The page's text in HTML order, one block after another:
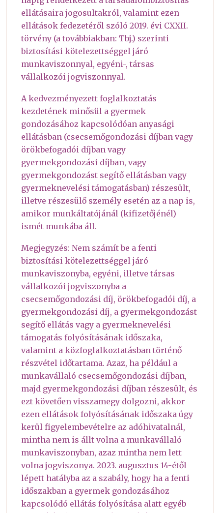
ellátásaira jogosultakról, valamint ezen
ellátások fedezetéről szóló 2019. évi CXXII.
törvény (a továbbiakban: Tbj.) szerinti
biztosítási kötelezettséggel járó
munkaviszonnyal, egyéni-, társas
vállalkozói jogviszonnyal.
A kedvezményezett foglalkoztatás
kezdetének minősül a gyermek
gondozásához kapcsolódóan anyasági
ellátásban (csecsemőgondozási díjban vagy
örökbefogadói díjban vagy
gyermekgondozási díjban, vagy
gyermekgondozást segítő ellátásban vagy
gyermeknevelési támogatásban) részesült,
illetve részesülő személy esetén az a nap is,
amikor munkáltatójánál (kifizetőjénél)
ismét munkába áll.
Megjegyzés: Nem számít be a fenti
biztosítási kötelezettséggel járó
munkaviszonyba, egyéni, illetve társas
vállalkozói jogviszonyba a
csecsemőgondozási díj, örökbefogadói díj, a
gyermekgondozási díj, a gyermekgondozást
segítő ellátás vagy a gyermeknevelési
támogatás folyósításának időszaka,
valamint a közfoglalkoztatásban történő
részvétel időtartama. Azaz, ha például a
munkavállaló csecsemőgondozási díjban,
majd gyermekgondozási díjban részesült, és
ezt követően visszamegy dolgozni, akkor
ezen ellátások folyósításának időszaka úgy
kerül figyelembevételre az adóhivatalnál,
mintha nem is állt volna a munkavállaló
munkaviszonyban, azaz mintha nem lett
volna jogviszonya. 2023. augusztus 14-étől
lépett hatályba az a szabály, hogy ha a fenti
időszakban a gyermek gondozásához
kapcsolódó ellátás folyósítása alatt egyéb